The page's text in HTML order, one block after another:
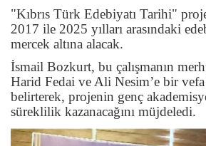
"Kıbrıs Türk Edebiyatı Tarihi"
2017 ile 2025 yılları arasındaki
mercek altına alacak.
İsmail Bozkurt, bu çalışmanın
Harid Fedai ve Ali Nesim’e bir
belirterek, projenin genç
süreklilik kazanacağını müjdeledi.